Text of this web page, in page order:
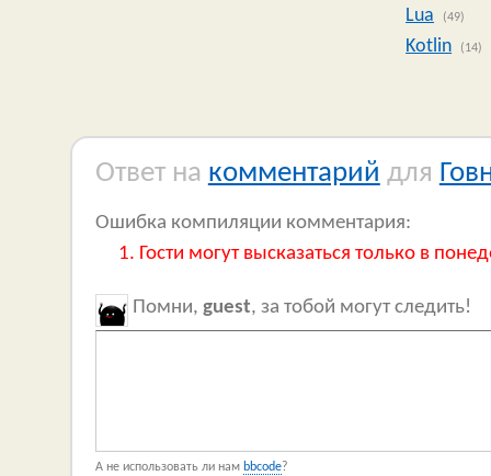
Lua
(49)
Kotlin (14)
Ответ на комментарий для
Ошибка компиляции комментария:
Гости могут высказаться только в
Помни, guest, за тобой могут следить!
А не использовать ли нам bbcode?